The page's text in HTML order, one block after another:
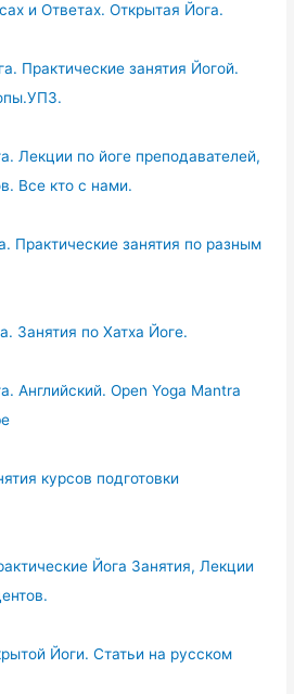
и Ответах. Открытая Йога.
Практические занятия Йогой.
Лекции по йоге преподавателей,
Все кто с нами.
Практические занятия по разным
Занятия по Хатха Йоге.
Английский. Open Yoga Mantra
курсов подготовки
Йога Занятия, Лекции
Йоги. Статьи на русском